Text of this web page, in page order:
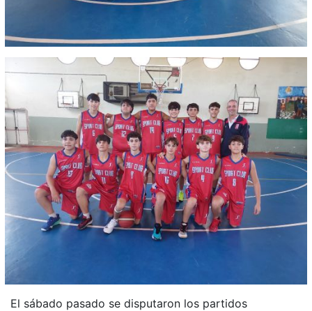
El sábado pasado se disputaron los partidos